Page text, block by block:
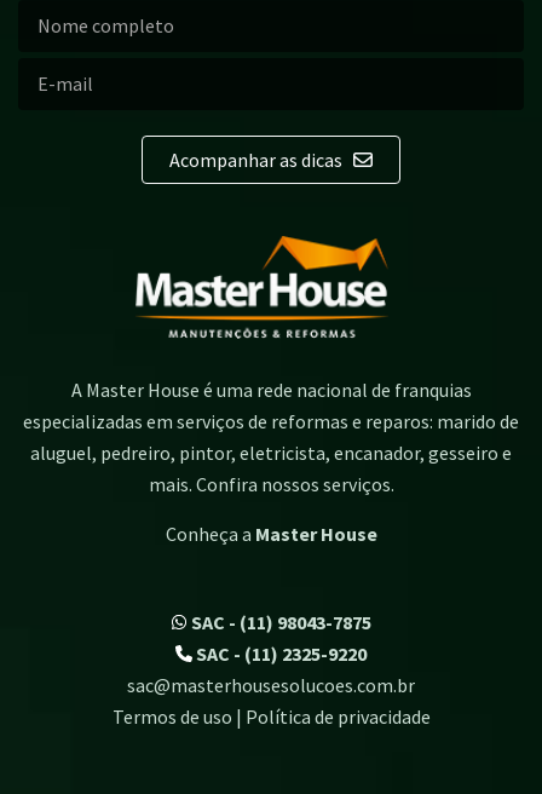
Acompanhar as dicas
A Master House é uma rede nacional de franquias
especializadas em serviços de reformas e reparos: marido de
aluguel, pedreiro, pintor, eletricista, encanador, gesseiro e
mais. Confira nossos serviços.
Conheça a Master House
SAC - (11) 98043-7875
SAC - (11) 2325-9220
sac@masterhousesolucoes.com.br
Termos de uso | Política de privacidade